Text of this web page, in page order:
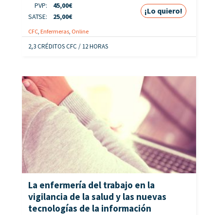
PVP: 45,00€
SATSE:
25,00€
¡Lo quiero!
CFC, Enfermeras, Online
2,3 CRÉDITOS CFC / 12 HORAS
La enfermería del trabajo en la
vigilancia de la salud y las nuevas
tecnologías de la información